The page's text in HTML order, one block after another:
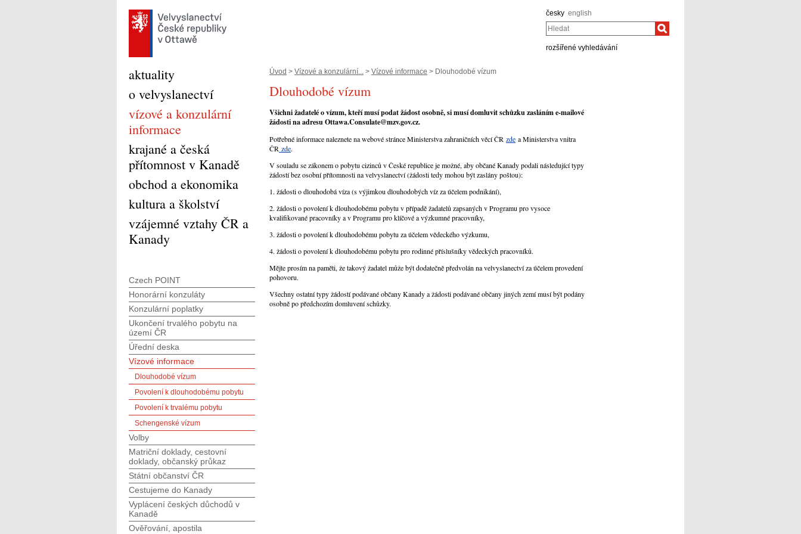
česky english
Hledat
rozšířené vyhledávání
Úvod > Vízové a konzulární... > Vízové informace > Dlouhodobé vízum
Dlouhodobé vízum
Všichni žadatelé o vízum, kteří musí podat žádost osobně, si musí domluvit schůzku zasláním e-mailové
žádosti na adresu Ottawa.Consulate@mzv.gov.cz.
Potřebné informace naleznete na webové stránce Ministerstva zahraničních věcí ČR zde a Ministerstva vnitra
ČR zde.
V souladu se zákonem o pobytu cizinců v České republice je možné, aby občané Kanady podali následující typy
žádostí bez osobní přítomnosti na velvyslanectví (žádosti tedy mohou být zaslány poštou):
1. žádosti o dlouhodobá víza (s výjimkou dlouhodobých víz za účelem podnikání),
2. žádosti o povolení k dlouhodobému pobytu v případě žadatelů zapsaných v Programu pro vysoce
kvalifikované pracovníky a v Programu pro klíčové a výzkumné pracovníky,
3. žádosti o povolení k dlouhodobému pobytu za účelem vědeckého výzkumu,
4. žádosti o povolení k dlouhodobému pobytu pro rodinné příslušníky vědeckých pracovníků.
Mějte prosím na paměti, že takový žadatel může být dodatečně předvolán na velvyslanectví za účelem provedení
pohovoru.
Všechny ostatní typy žádostí podávané občany Kanady a žádosti podávané občany jiných zemí musí být podány
osobně po předchozím domluvení schůzky.
aktuality
o velvyslanectví
vízové a konzulární
informace
krajané a česká
přítomnost v Kanadě
obchod a ekonomika
kultura a školství
vzájemné vztahy ČR a
Kanady
Czech POINT
Honorární konzuláty
Konzulární poplatky
Ukončení trvalého pobytu na
území ČR
Úřední deska
Vízové informace
Dlouhodobé vízum
Povolení k dlouhodobému pobytu
Povolení k trvalému pobytu
Schengenské vízum
Volby
Matriční doklady, cestovní
doklady, občanský průkaz
Státní občanství ČR
Cestujeme do Kanady
Vyplácení českých důchodů v
Kanadě
Ověřování, apostila